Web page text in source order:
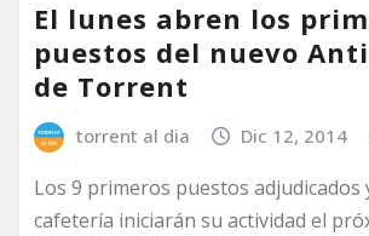
El lunes abren los
puestos del nuevo
de Torrent
torrent al dia Dic 12, 2014
Los 9 primeros puestos adjudicados
cafetería iniciarán su actividad el